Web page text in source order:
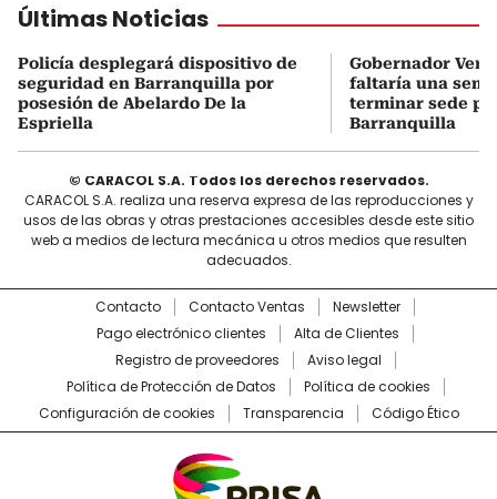
Últimas Noticias
Policía desplegará dispositivo de
seguridad en Barranquilla por
posesión de Abelardo De la
Espriella
Gobernador
faltaría una
terminar sede
Barranquilla
© CARACOL S.A. Todos los derechos reservados.
CARACOL S.A. realiza una reserva expresa de las reproducciones y
usos de las obras y otras prestaciones accesibles desde este sitio
web a medios de lectura mecánica u otros medios que resulten
adecuados.
Contacto Contacto Ventas
Newsletter
Pago electrónico clientes
Alta de Clientes
Registro de proveedores
Aviso legal
Política de Protección de Datos
Política de cookies
Configuración de cookies
Transparencia Código Ético